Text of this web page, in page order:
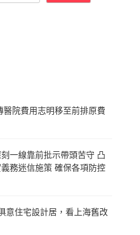
院費用志明移至前排原費
一線靠前批示帶頭苦守 凸
務迷信施策 確保各項防控
意住宅設計居，看上海舊改